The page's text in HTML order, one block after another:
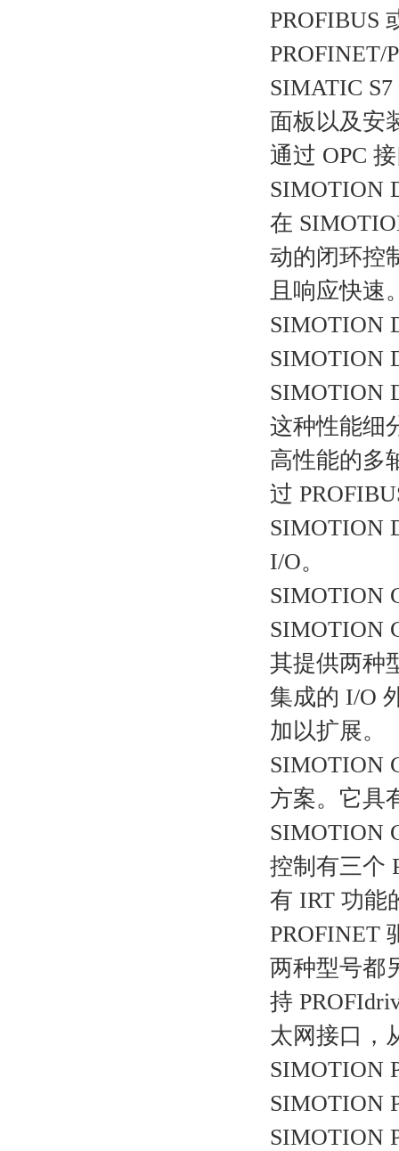
PROFIBUS
PROFINET/
SIMATIC
面板以及安
通过 OPC
SIMOTION
在
动的闭环控
且响应快速
SIMOTION
SIMOTION
SIMOTION
这种性能细
高性能的多
过
SIMOTION
I/O。
SIMOTION
SIMOTION
其提供两种
集成的 I/O
加以扩展。
SIMOTION
方案。它具
SIMOTION
控制有三个
有 IRT 功能
PROFINET
两种型号都
持
太网接口，
SIMOTION
SIMOTION
SIMOTION